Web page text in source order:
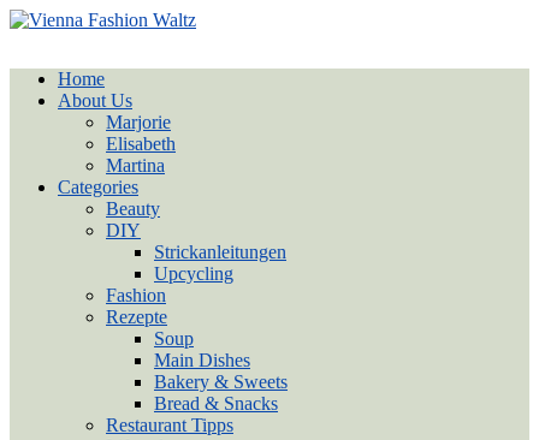
Home
About Us
Marjorie
Elisabeth
Martina
Categories
Beauty
DIY
Strickanleitungen
Upcycling
Fashion
Rezepte
Soup
Main Dishes
Bakery & Sweets
Bread & Snacks
Restaurant Tipps